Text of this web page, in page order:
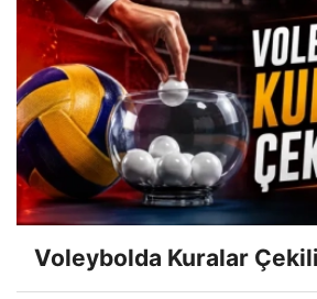
Voleybolda Kuralar